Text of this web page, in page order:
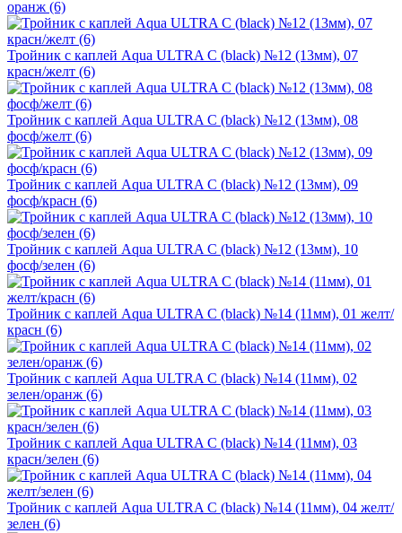
оранж (6)
Тройник с каплей Aqua ULTRA C (black) №12 (13мм), 07
красн/желт (6)
Тройник с каплей Aqua ULTRA C (black) №12 (13мм), 08
фосф/желт (6)
Тройник с каплей Aqua ULTRA C (black) №12 (13мм), 09
фосф/красн (6)
Тройник с каплей Aqua ULTRA C (black) №12 (13мм), 10
фосф/зелен (6)
Тройник с каплей Aqua ULTRA C (black) №14 (11мм), 01 желт/
красн (6)
Тройник с каплей Aqua ULTRA C (black) №14 (11мм), 02
зелен/оранж (6)
Тройник с каплей Aqua ULTRA C (black) №14 (11мм), 03
красн/зелен (6)
Тройник с каплей Aqua ULTRA C (black) №14 (11мм), 04 желт/
зелен (6)